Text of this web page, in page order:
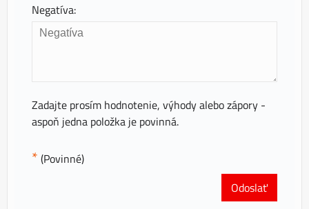
Negatíva:
Zadajte prosím hodnotenie, výhody alebo zápory -
aspoň jedna položka je povinná.
* (Povinné)
Odoslať